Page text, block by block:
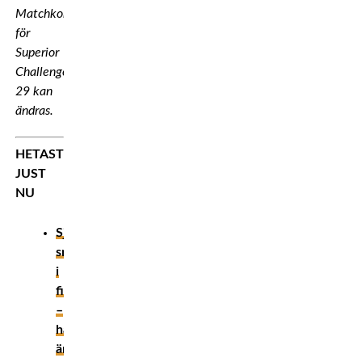
Matchkortet
för
Superior
Challenge
29 kan
ändras.
HETAST
JUST
NU
Sjukaste
smeknamnen
i
fightvärlden
–
här
är